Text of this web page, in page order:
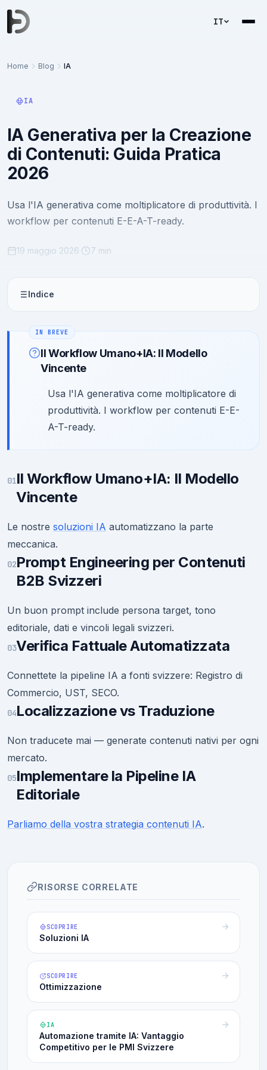
IT
Home Blog IA
IA
IA Generativa per la Creazione
di Contenuti: Guida Pratica
2026
Usa l'IA generativa come moltiplicatore di produttività. I
workflow per contenuti E-E-A-T-ready.
19 maggio 2026 7 min
Indice
Il Workflow Umano+IA: Il Modello
Vincente
Usa l'IA generativa come moltiplicatore di
produttività. I workflow per contenuti E-E-
A-T-ready.
01Il Workflow Umano+IA: Il Modello
Vincente
Le nostre soluzioni IA automatizzano la parte
meccanica.
02Prompt Engineering per Contenuti
B2B Svizzeri
Un buon prompt include persona target, tono
editoriale, dati e vincoli legali svizzeri.
03Verifica Fattuale Automatizzata
Connettete la pipeline IA a fonti svizzere: Registro di
Commercio, UST, SECO.
04Localizzazione vs Traduzione
Non traducete mai — generate contenuti nativi per ogni
mercato.
05Implementare la Pipeline IA
Editoriale
Parliamo della vostra strategia contenuti IA.
RISORSE CORRELATE
SCOPRIRE
Soluzioni IA
SCOPRIRE
Ottimizzazione
IA
Automazione tramite IA: Vantaggio
Competitivo per le PMI Svizzere